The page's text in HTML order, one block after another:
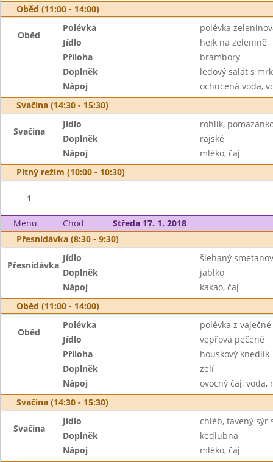
Oběd (11:00 - 14:00)
Oběd
Polévka
polévka
Jídlo
hejk na zelenině
Příloha
brambory
Doplněk
ledový salát s
Nápoj
ochucená voda,
Svačina (14:30 - 15:30)
Svačina
Jídlo
rohlík,
Doplněk
rajské
Nápoj
mléko, čaj
Pitný režim (10:00 - 10:30)
1
Menu Chod
Středa 17. 1. 2018
Přesnídávka (8:30 - 9:30)
Přesnídávka
Jídlo
šlehaný
Doplněk
jablko
Nápoj
kakao, čaj
Oběd (11:00 - 14:00)
Oběd
Polévka
polévka z
Jídlo
vepřová pečeně
Příloha
houskový knedlík
Doplněk
zelí
Nápoj
ovocný čaj, voda,
Svačina (14:30 - 15:30)
Svačina
Jídlo
chléb, tavený sýr
Doplněk
kedlubna
Nápoj
mléko, čaj